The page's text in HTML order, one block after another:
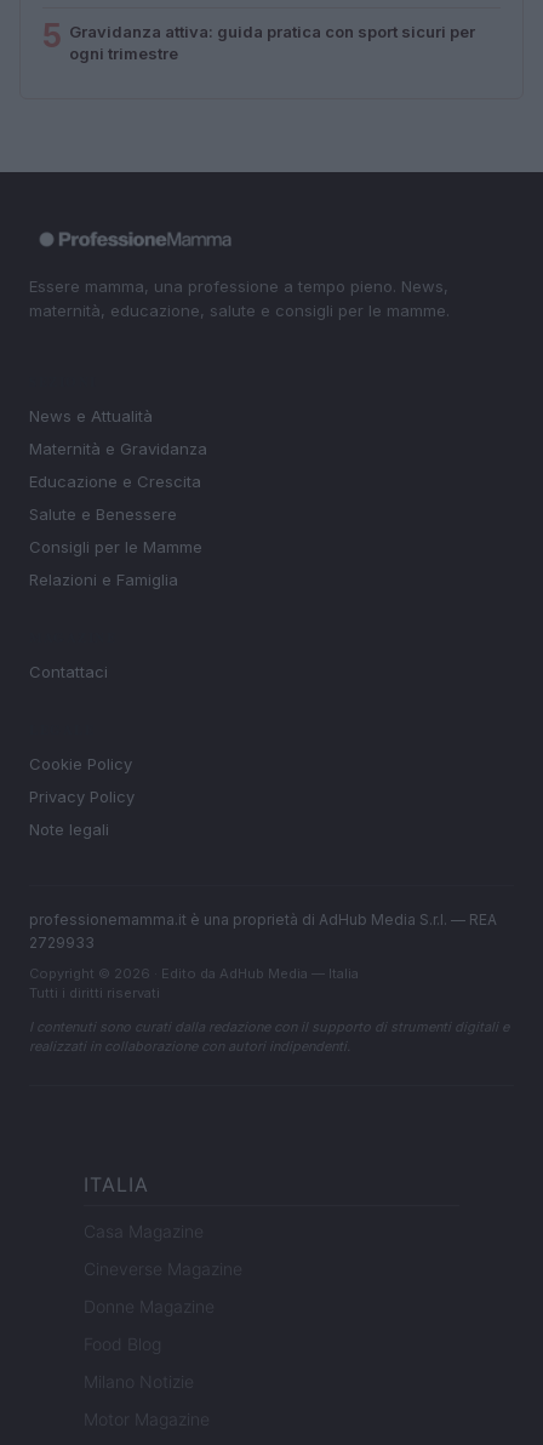
5 Gravidanza attiva: guida pratica con sport sicuri per
ogni trimestre
Essere mamma, una professione a tempo pieno. News,
maternità, educazione, salute e consigli per le mamme.
News e Attualità
Maternità e Gravidanza
Educazione e Crescita
Salute e Benessere
Consigli per le Mamme
Relazioni e Famiglia
Contattaci
Cookie Policy
Privacy Policy
Note legali
professionemamma.it è una proprietà di AdHub Media S.r.l. — REA
2729933
Copyright © 2026 · Edito da AdHub Media — Italia
Tutti i diritti riservati
I contenuti sono curati dalla redazione con il supporto di strumenti digitali e
realizzati in collaborazione con autori indipendenti.
ITALIA
Casa Magazine
Cineverse Magazine
Donne Magazine
Food Blog
Milano Notizie
Motor Magazine